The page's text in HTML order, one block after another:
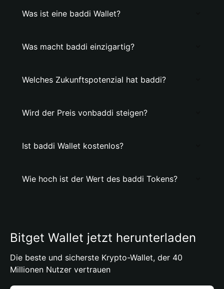
Was ist eine baddi Wallet?
Was macht baddi einzigartig?
Welches Zukunftspotenzial hat baddi?
Wird der Preis vonbaddi steigen?
Ist baddi Wallet kostenlos?
Wie hoch ist der Wert des baddi Tokens?
Bitget Wallet jetzt herunterladen
Die beste und sicherste Krypto-Wallet, der 40
Millionen Nutzer vertrauen